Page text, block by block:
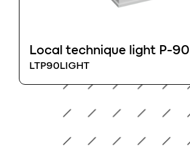
Local technique light P-90
LTP90LIGHT